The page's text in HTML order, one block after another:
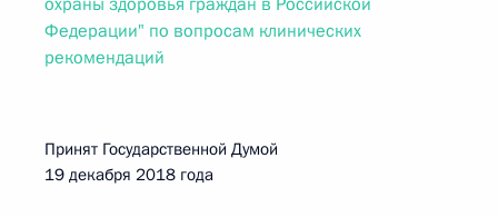
Федерации" по вопросам клинических
рекомендаций
Принят Государственной Думой
19 декабря 2018 года